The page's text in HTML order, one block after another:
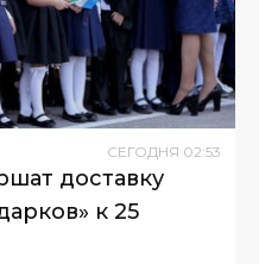
СЕГОДНЯ 02:53
доставку
к 25